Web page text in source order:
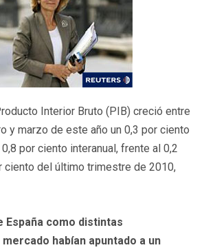
Interior Bruto (PIB) creció entre
y marzo de este año un 0,3 por ciento
por ciento interanual, frente al 0,2
ciento del último trimestre de 2010,
España como distintas
habían apuntado a un